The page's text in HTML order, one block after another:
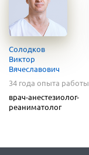
Солодков
Виктор
Вячеславович
34 года опыта работы
врач-анестезиолог-
реаниматолог